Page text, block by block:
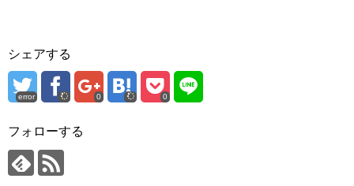
シェアする
error 0 0
フォローする